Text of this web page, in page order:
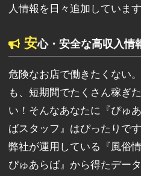
人情報を日々追加しています
安心・安全な高収入情
危険なお店で働きたくない
も、短期間でたくさん稼ぎた
い！そんなあなたに『ぴゅ
ばスタッフ』はぴったりです
弊社が運用している『風俗
ぴゅあらば』から得たデー